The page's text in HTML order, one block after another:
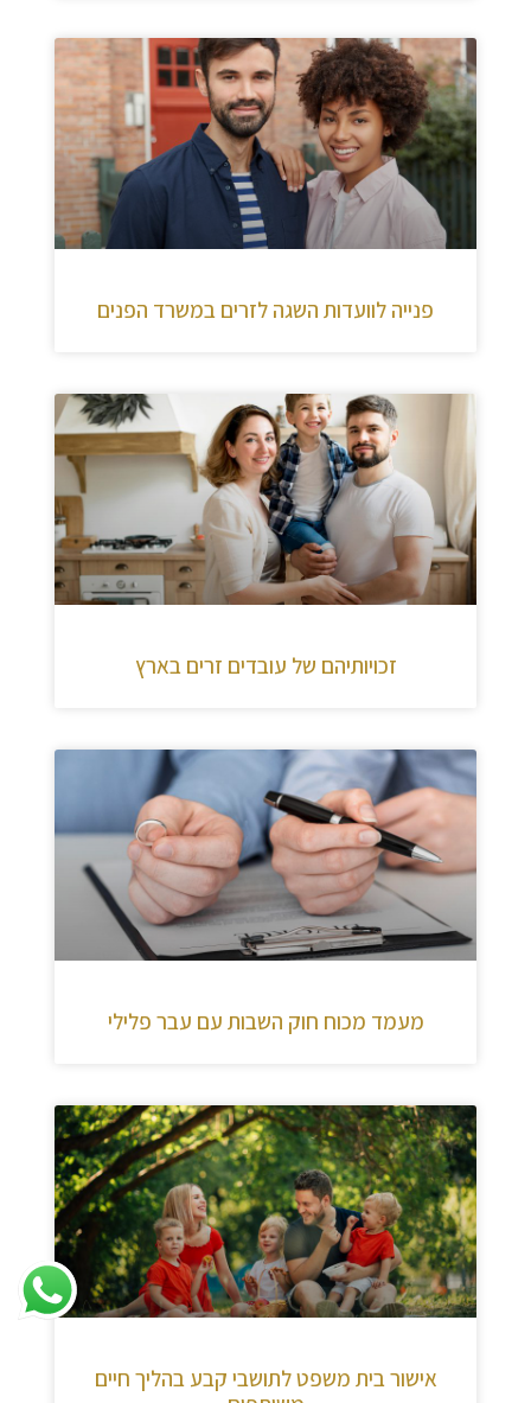
פנייה לוועדות השגה לזרים במשרד הפנים
זכויותיהם של עובדים זרים בארץ
מעמד מכוח חוק השבות עם עבר פלילי
אישור בית משפט לתושבי קבע בהליך חיים